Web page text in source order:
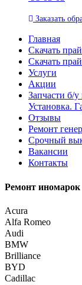
Заказать
Главная
Скачать
Скачать
Услуги
Акции
Запчасти б/
Установка.
Отзывы
Ремонт
Cрочный
Вакансии
Контакты
Ремонт иномарок
Acura
Alfa Romeo
Audi
BMW
Brilliance
BYD
Cadillac